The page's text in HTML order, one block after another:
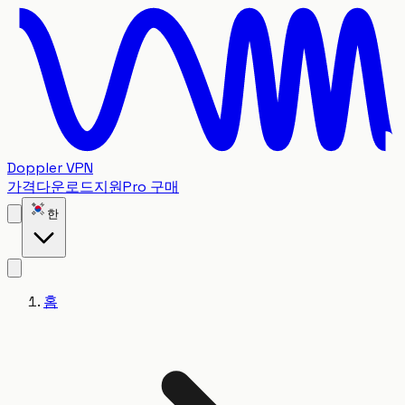
Doppler VPN
가격다운로드지원Pro 구매
한
홈